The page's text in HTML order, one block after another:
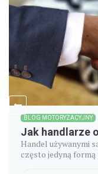
BLOG MOTORYZACYJNY
Jak handlarze
Handel używanymi
często jedyną formą